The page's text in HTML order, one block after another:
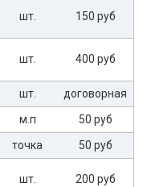
шт. 150 руб
шт. 400 руб
шт.
договорная
м.п
50 руб
точка
50 руб
шт. 200 руб